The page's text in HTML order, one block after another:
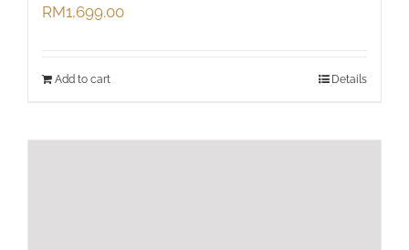
RM1,699.00
Add to cart Details